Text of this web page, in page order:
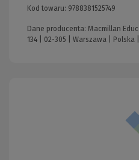
Kod towaru: 9788381525749
Dane producenta: Macmillan
134 | 02-305 | Warszawa | Polska |